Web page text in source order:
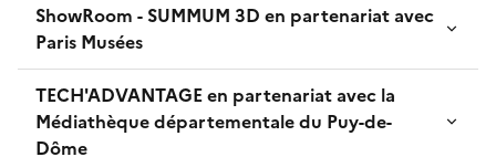
ShowRoom - SUMMUM 3D en partenariat avec
Paris Musées
TECH'ADVANTAGE en partenariat avec la
Médiathèque départementale du Puy-de-
Dôme